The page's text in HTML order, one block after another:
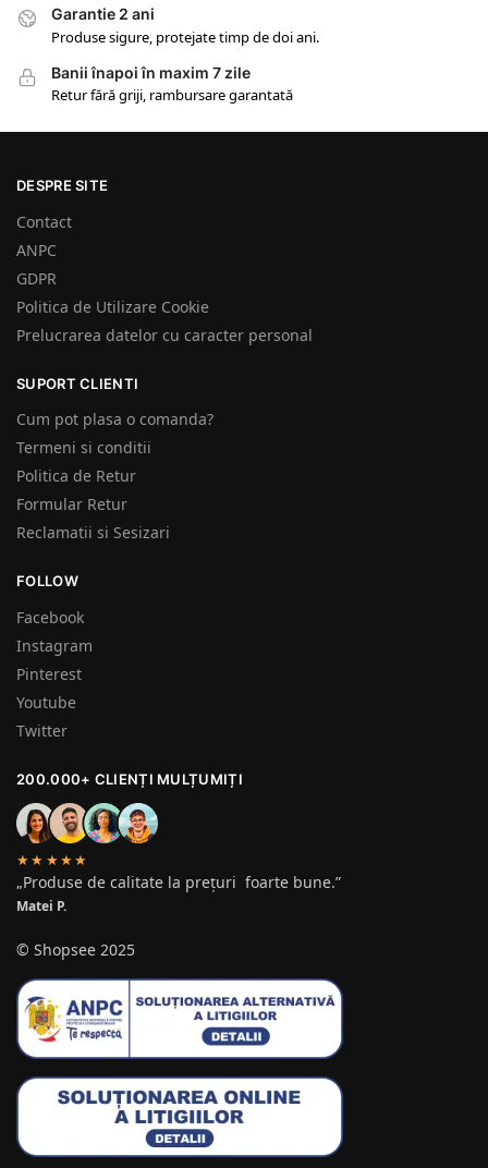
Garantie 2 ani
Produse sigure, protejate timp de doi ani.
Banii înapoi în maxim 7 zile
Retur fără griji, rambursare garantată
DESPRE SITE
Contact
ANPC
GDPR
Politica de Utilizare Cookie
Prelucrarea datelor cu caracter personal
SUPORT CLIENTI
Cum pot plasa o comanda?
Termeni si conditii
Politica de Retur
Formular Retur
Reclamatii si Sesizari
FOLLOW
Facebook
Instagram
Pinterest
Youtube
Twitter
200.000+ CLIENȚI MULȚUMIȚI
★★★★★
„Produse de calitate la prețuri foarte bune.”
Matei P.
© Shopsee 2025